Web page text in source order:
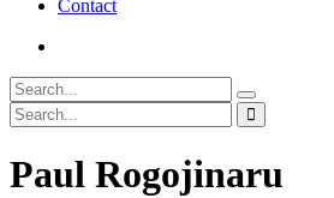
Contact
Paul Rogojinaru